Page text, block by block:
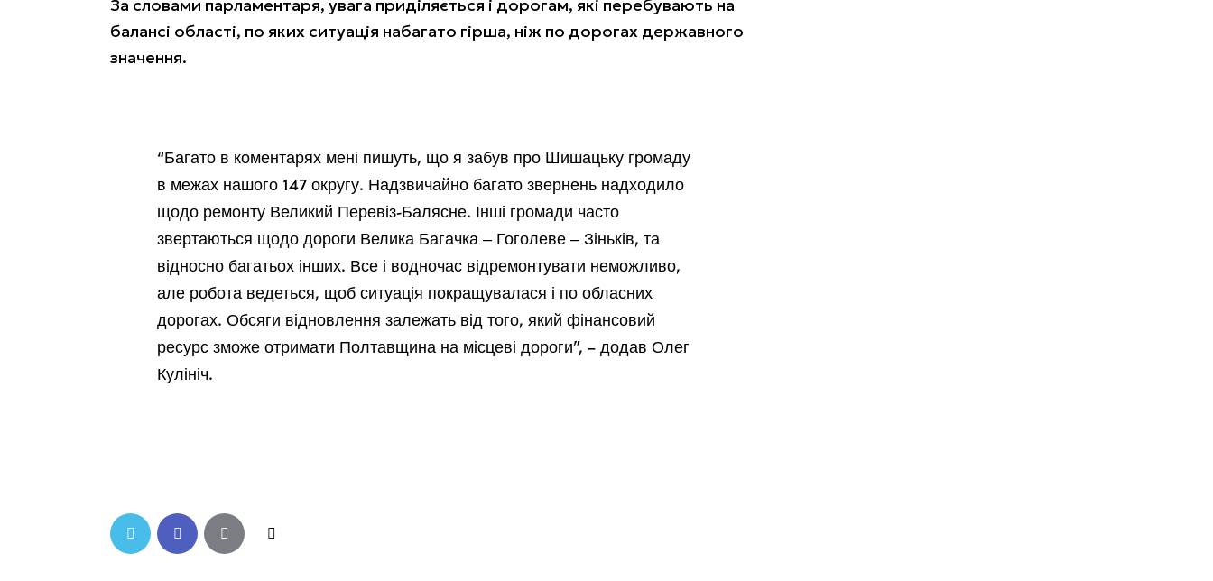
За словами парламентаря, увага приділяється і дорогам, які перебувають на
балансі області, по яких ситуація набагато гірша, ніж по дорогах державного
значення.
“Багато в коментарях мені пишуть, що я забув про Шишацьку громаду
в межах нашого 147 округу. Надзвичайно багато звернень надходило
щодо ремонту Великий Перевіз-Балясне. Інші громади часто
звертаються щодо дороги Велика Багачка ‒ Гоголеве ‒ Зіньків, та
відносно багатьох інших. Все і водночас відремонтувати неможливо,
але робота ведеться, щоб ситуація покращувалася і по обласних
дорогах. Обсяги відновлення залежать від того, який фінансовий
ресурс зможе отримати Полтавщина на місцеві дороги”, – додав Олег
Кулініч.